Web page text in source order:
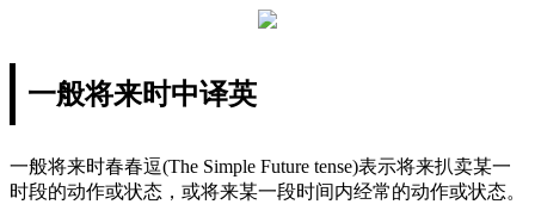
一般将来时中译英
一般将来时春春逗(The Simple Future tense)表示将来扒卖某一
时段的动作或状态，或将来某一段时间内经常的动作或状态。